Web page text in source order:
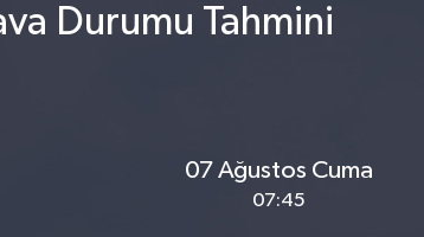
Durumu Tahmini
07 Ağustos Cuma
07:45